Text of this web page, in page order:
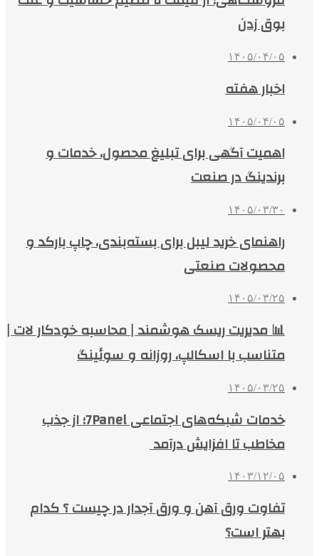
بوق زدن
۱۴۰۵/۰۴/۰۵
اخبار هفته
۱۴۰۵/۰۴/۰۵
اهمیت آگهی برای تبلیغ محصول، خدمات و
برندینگ در صنعت
۱۴۰۵/۰۳/۳۰
راهنمای خرید لیبل برای بسته‌بندی، چاپ بارکد و
محصولات صنعتی
۱۴۰۵/۰۳/۲۵
📊 مدیریت ریسک هوشمند | محاسبه خودکار لات |
متناسب با اسکالپ، روزانه و سوئینگ
۱۴۰۵/۰۳/۲۵
خدمات شبکه‌های اجتماعی 7Panel؛ از جذب
مخاطب تا افزایش درآمد
۱۴۰۳/۱۲/۰۵
تفاوت ورق آهن و ورق آجدار در چیست ؟ کدام
بهتر است؟